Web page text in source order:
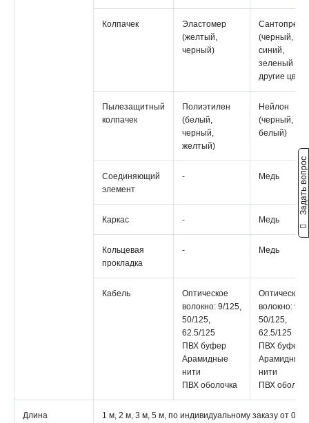
Колпачек
Эластомер
(желтый,
черный)
Сантопрен
(черный,
синий,
зеленый и
другие
Пылезащитный
колпачек
Полиэтилен
(белый,
черный,
желтый)
Нейлон
(черный,
белый)
Соединяющий
элемент
- Медь
Каркас - Медь
Кольцевая
прокладка
- Медь
Кабель
Оптическое
волокно: 9/125,
50/125,
62.5/125
ПВХ буфер
Арамидные
нити
ПВХ оболочка
Оптическое
волокно: 9/
50/125,
62.5/125
ПВХ буфер
Арамидные
нити
ПВХ
Длина
1 м, 2 м, 3 м, 5 м, по индивидуальному заказу от 0,5м
Задать вопрос